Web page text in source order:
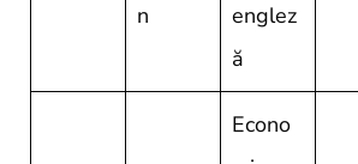
n
englez
ă
Econo